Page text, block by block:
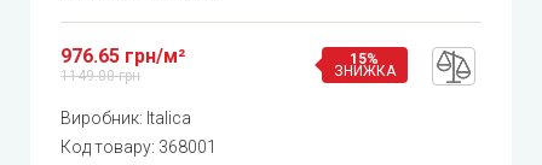
976.65 грн/м²
1149.00 грн
15%
ЗНИЖКА
Виробник: Italica
Код товару: 368001